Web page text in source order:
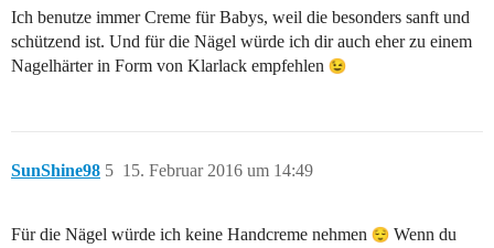
Ich benutze immer Creme für Babys, weil die besonders sanft und
schützend ist. Und für die Nägel würde ich dir auch eher zu einem
Nagelhärter in Form von Klarlack empfehlen
SunShine98 15. Februar 2016 um 14:49
5
Für die Nägel würde ich keine Handcreme nehmen
Wenn du